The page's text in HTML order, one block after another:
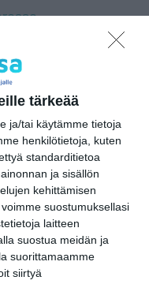
tärkeää
ja/tai käytämme tietoja
henkilötietoja, kuten
standarditietoa
ja sisällön
kehittämisen
suostumuksellasi
laitteen
suostua meidän ja
suorittamaamme
siirtyä
ja
ja